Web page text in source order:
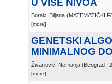
U VIŠE NIVOA
Borak, Biljana (MATEMATIČKI
[more]
GENETSKI
MINIMALNOG
Živanović, Nemanja (Beograd ,
[more]